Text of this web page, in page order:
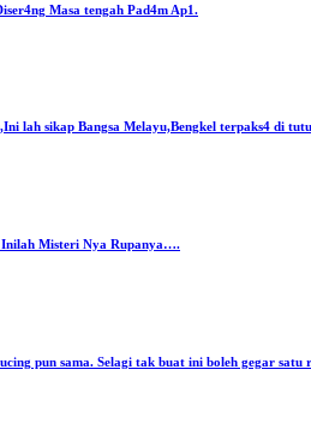
Masa tengah Pad4m Ap1.
lah sikap Bangsa Melayu,Bengkel terpaks4 di
Inilah Misteri Nya Rupanya….
pun sama. Selagi tak buat ini boleh gegar satu